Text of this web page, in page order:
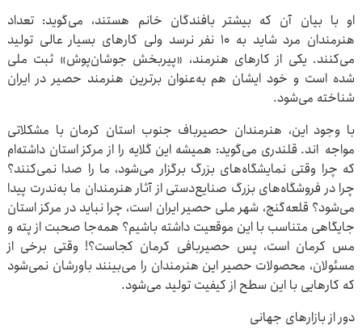
او با بیان آن که بیشتر بافندگان خانم هستند، می‌گوید: تعداد
هنرمندان مرد شاید به ۱۰ نفر نرسد ولی کارهای بسیار عالی تولید
می‌کنند. یکی از کارهای هنرمند، «پیربخش جوشان‌پوش» ثبت ملی
شده است و خود ایشان هم به‌عنوان برترین هنرمند حصیر در ایران
شناخته می‌شود.
با وجود این، هنرمندان حصیرباف جنوب استان کرمان با مشکلاتی
مواجه اند. قلندری می‌گوید: همیشه این گلایه را از مرکز استان داشته‌ام
که چرا وقتی نمایشگاه‌های بزرگ برگزار می‌شود، ما را صدا نمی‌کنند؟
چرا در فروشگاه‌های بزرگ صنایع‌دستی از آثار هنرمندان ما به‌ندرت پیدا
می‌شود؟ قلعه‌گنج، شهر ملی حصیر ایران است، چرا نباید در مرکز استان
جایگاهی متناسب با این موقعیت داشته باشیم؟ همه‌جا صحبت از پته و
مس کرمان است، پس حصیربافی کرمان کجاست؟! وقتی برخی از
مسئولان، محصولات حصیر این هنرمندان را می‌بینند باورشان نمی‌شود
که کارهایی با این سطح از کیفیت تولید می‌شود.
دور از بازارهای جهانی